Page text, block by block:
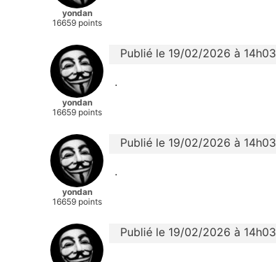
yondan
16659 points
yondan
16659 points
Publié le 19/02/2026 à 14h03
.
yondan
16659 points
Publié le 19/02/2026 à 14h03
.
Publié le 19/02/2026 à 14h03